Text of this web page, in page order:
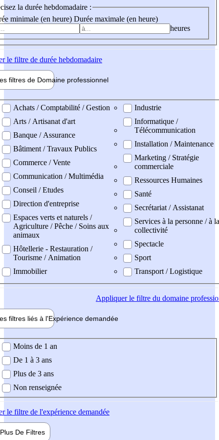
la durée hebdomadaire :
minimale (en heure) Durée maximale (en heure)
heures
le filtre de durée hebdomadaire
filtres de Domaine professionnel
professionel
Achats / Comptabilité / Gestion
Arts / Artisanat d'art
Banque / Assurance
Bâtiment / Travaux Publics
Commerce / Vente
Communication / Multimédia
Conseil / Etudes
Direction d'entreprise
Espaces verts et naturels /
Agriculture / Pêche / Soins aux
animaux
Hôtellerie - Restauration /
Tourisme / Animation
Immobilier
Industrie
Informatique /
Télécommunication
Installation / Maintenance
Marketing / Stratégie
commerciale
Ressources Humaines
Santé
Secrétariat / Assistanat
Services à la personne / à la
collectivité
Spectacle
Sport
Transport / Logistique
Appliquerle filtre du domaine
filtres liés à l'Expérience demandée
demandée
Moins de 1 an
De 1 à 3 ans
Plus de 3 ans
Non renseignée
le filtre de l'expérience demandée
Plus De Filtres